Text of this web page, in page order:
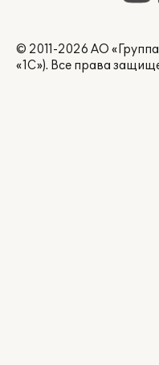
© 2011-2026 АО
«1С»). Все права